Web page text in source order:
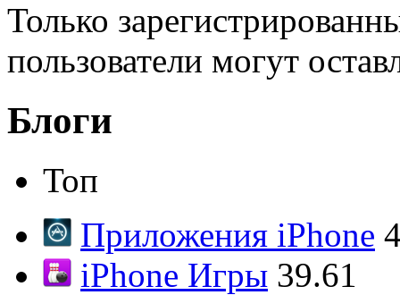
Только
пользователи могут
Блоги
Топ
Приложения iPhone
iPhone Игры 39.61